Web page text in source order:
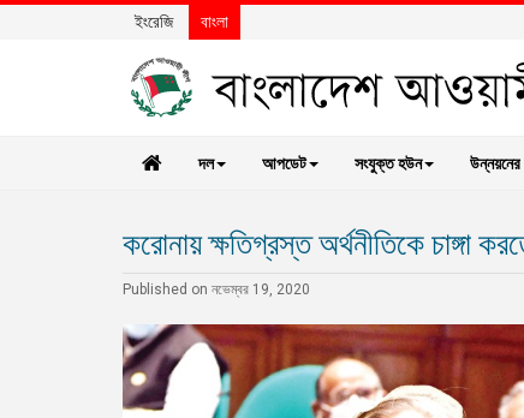
ইংরেজি বাংলা
দল আপডেট সংযুক্ত হউন উন্নয়নের
করোনায় ক্ষতিগ্রস্ত অর্থনীতিকে চাঙ্গা
Published on নভেম্বর 19, 2020